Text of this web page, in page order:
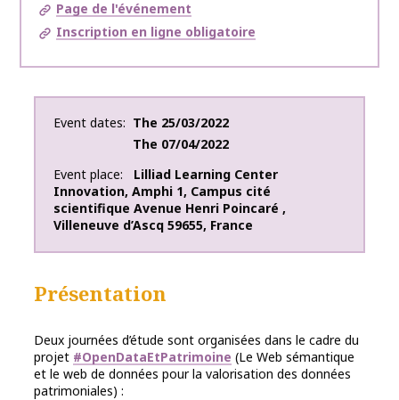
Page de l'événement
Inscription en ligne obligatoire
Event dates The 25/03/2022
The 07/04/2022
Event place
Lilliad Learning Center
Innovation, Amphi 1, Campus cité
scientifique Avenue Henri Poincaré ,
Villeneuve d’Ascq 59655, France
Présentation
Deux journées d’étude sont organisées dans le cadre du
projet #OpenDataEtPatrimoine (Le Web sémantique
et le web de données pour la valorisation des données
patrimoniales) :